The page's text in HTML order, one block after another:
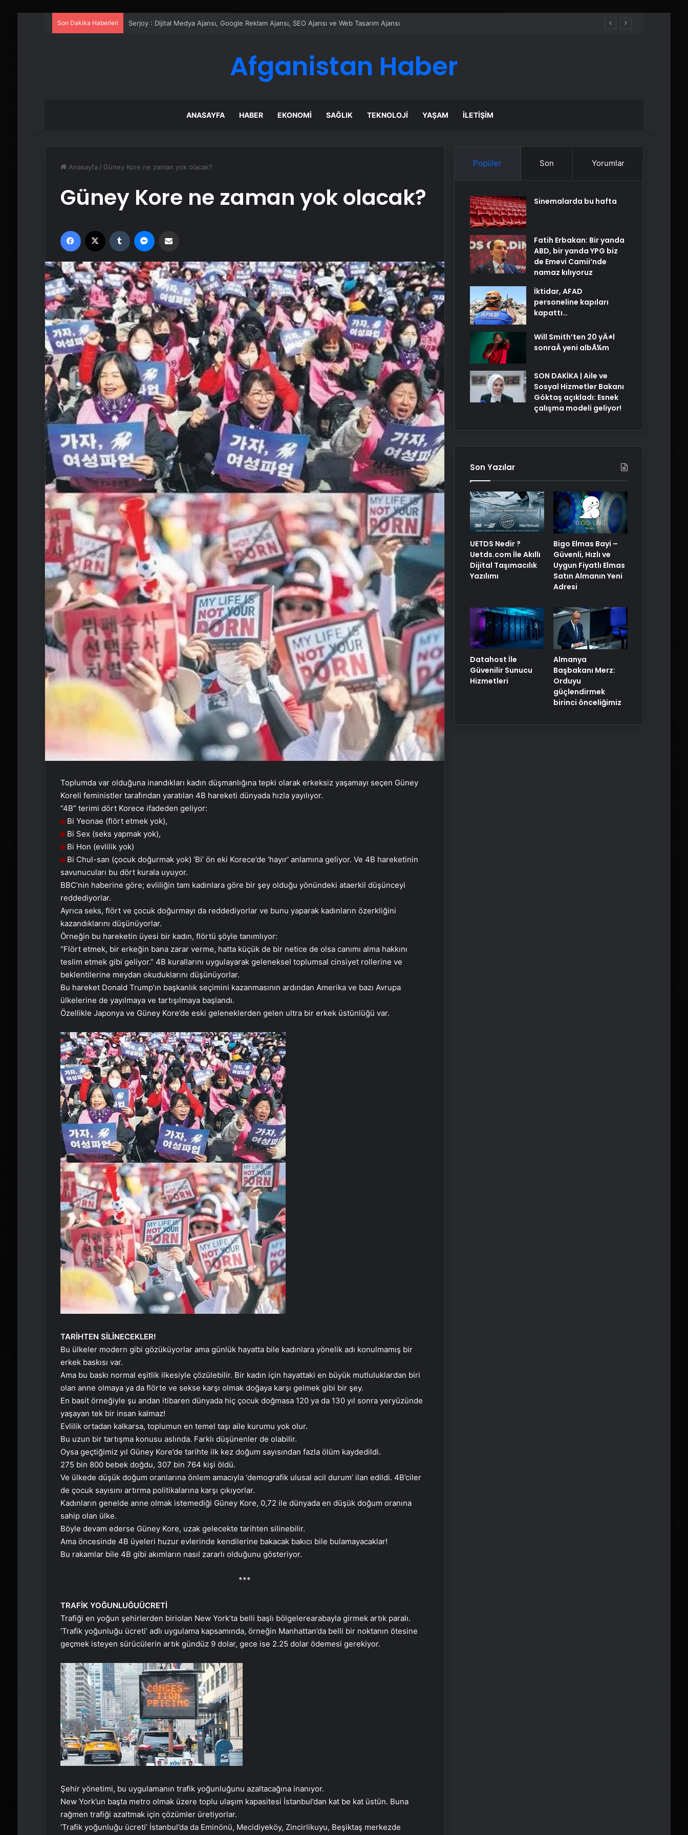
Son Dakika Haberleri UETDS Nedir ? Uetds.com İle Akıllı Dijital Taşımacılık Yazılımı
Afganistan Haber
ANASAYFA HABER EKONOMI SAĞLIK TEKNOLOJI YAŞAM İLETIŞIM
Anasayfa / Güney Kore ne zaman yok olacak?
Güney Kore ne zaman yok olacak?
Facebook Tumblr
Toplumda var olduğuna inandıkları kadın düşmanlığına tepki olarak erkeksiz yaşamayı seçen Güney
Koreli feministler tarafından yaratılan 4B hareketi dünyada hızla yayılıyor.
“4B” terimi dört Korece ifadeden geliyor:
Bi Yeonae (flört etmek yok),
Bi Sex (seks yapmak yok),
Bi Hon (evlilik yok)
Bi Chul-san (çocuk doğurmak yok) ‘Bi’ ön eki Korece’de ‘hayır’ anlamına geliyor. Ve 4B hareketinin
savunucuları bu dört kurala uyuyor.
BBC’nin haberine göre; evliliğin tam kadınlara göre bir şey olduğu yönündeki ataerkil düşünceyi
reddediyorlar.
Ayrıca seks, flört ve çocuk doğurmayı da reddediyorlar ve bunu yaparak kadınların özerkliğini
kazandıklarını düşünüyorlar.
Örneğin bu hareketin üyesi bir kadın, flörtü şöyle tanımlıyor:
“Flört etmek, bir erkeğin bana zarar verme, hatta küçük de bir netice de olsa canımı alma hakkını
teslim etmek gibi geliyor.” 4B kurallarını uygulayarak geleneksel toplumsal cinsiyet rollerine ve
beklentilerine meydan okuduklarını düşünüyorlar.
Bu hareket Donald Trump’ın başkanlık seçimini kazanmasının ardından Amerika ve bazı Avrupa
ülkelerine de yayılmaya ve tartışılmaya başlandı.
Özellikle Japonya ve Güney Kore’de eski geleneklerden gelen ultra bir erkek üstünlüğü var.
TARİHTEN SİLİNECEKLER!
Bu ülkeler modern gibi gözüküyorlar ama günlük hayatta bile kadınlara yönelik adı konulmamış bir
erkek baskısı var.
Ama bu baskı normal eşitlik ilkesiyle çözülebilir. Bir kadın için hayattaki en büyük mutluluklardan biri
olan anne olmaya ya da flörte ve sekse karşı olmak doğaya karşı gelmek gibi bir şey.
En basit örneğiyle şu andan itibaren dünyada hiç çocuk doğmasa 120 ya da 130 yıl sonra yeryüzünde
yaşayan tek bir insan kalmaz!
Evlilik ortadan kalkarsa, toplumun en temel taşı aile kurumu yok olur.
Bu uzun bir tartışma konusu aslında. Farklı düşünenler de olabilir.
Oysa geçtiğimiz yıl Güney Kore’de tarihte ilk kez doğum sayısından fazla ölüm kaydedildi.
275 bin 800 bebek doğdu, 307 bin 764 kişi öldü.
Ve ülkede düşük doğum oranlarına önlem amacıyla ‘demografik ulusal acil durum’ ilan edildi. 4B’ciler
de çocuk sayısını artırma politikalarına karşı çıkıyorlar.
Kadınların genelde anne olmak istemediği Güney Kore, 0,72 ile dünyada en düşük doğum oranına
sahip olan ülke.
Böyle devam ederse Güney Kore, uzak gelecekte tarihten silinebilir.
Ama öncesinde 4B üyeleri huzur evlerinde kendilerine bakacak bakıcı bile bulamayacaklar!
Bu rakamlar bile 4B gibi akımların nasıl zararlı olduğunu gösteriyor.
***
TRAFİK YOĞUNLUĞUÜCRETİ
Trafiği en yoğun şehirlerden biriolan New York’ta belli başlı bölgelerearabayla girmek artık paralı.
‘Trafik yoğunluğu ücreti’ adlı uygulama kapsamında, örneğin Manhattan’da belli bir noktanın ötesine
geçmek isteyen sürücülerin artık gündüz 9 dolar, gece ise 2.25 dolar ödemesi gerekiyor.
Şehir yönetimi, bu uygulamanın trafik yoğunluğunu azaltacağına inanıyor.
New York’un başta metro olmak üzere toplu ulaşım kapasitesi İstanbul’dan kat be kat üstün. Buna
rağmen trafiği azaltmak için çözümler üretiyorlar.
‘Trafik yoğunluğu ücreti’ İstanbul’da da Eminönü, Mecidiyeköy, Zincirlikuyu, Beşiktaş merkezde
Popüler Son Yorumlar
Sinemalarda bu hafta
Fatih Erbakan: Bir yanda
ABD, bir yanda YPG biz
de Emevi Camii’nde
namaz kılıyoruz
İktidar, AFAD
personeline kapıları
kapattı…
Will Smith’ten 20 yÄ±l
sonraÂ yeni albÃ¼m
SON DAKİKA | Aile ve
Sosyal Hizmetler Bakanı
Göktaş açıkladı: Esnek
çalışma modeli geliyor!
Son Yazılar
UETDS Nedir ?
Uetds.com İle Akıllı
Dijital Taşımacılık
Yazılımı
Bigo Elmas Bayi –
Güvenli, Hızlı ve
Uygun Fiyatlı Elmas
Satın Almanın Yeni
Adresi
Datahost İle
Güvenilir Sunucu
Hizmetleri
Almanya
Başbakanı Merz:
Orduyu
güçlendirmek
birinci önceliğimiz